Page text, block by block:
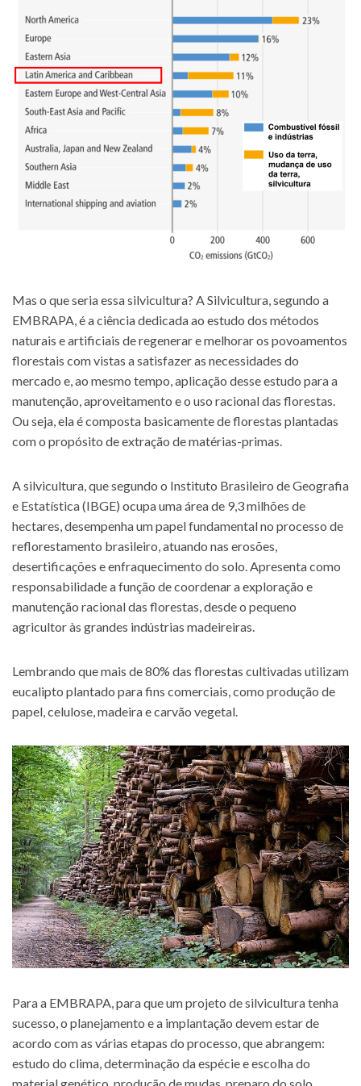
Mas o que seria essa silvicultura? A Silvicultura, segundo a
EMBRAPA, é a ciência dedicada ao estudo dos métodos
naturais e artificiais de regenerar e melhorar os povoamentos
florestais com vistas a satisfazer as necessidades do
mercado e, ao mesmo tempo, aplicação desse estudo para a
manutenção, aproveitamento e o uso racional das florestas.
Ou seja, ela é composta basicamente de florestas plantadas
com o propósito de extração de matérias-primas.
A silvicultura, que segundo o Instituto Brasileiro de Geografia
e Estatística (IBGE) ocupa uma área de 9,3 milhões de
hectares, desempenha um papel fundamental no processo de
reflorestamento brasileiro, atuando nas erosões,
desertificações e enfraquecimento do solo. Apresenta como
responsabilidade a função de coordenar a exploração e
manutenção racional das florestas, desde o pequeno
agricultor às grandes indústrias madeireiras.
Lembrando que mais de 80% das florestas cultivadas utilizam
eucalipto plantado para fins comerciais, como produção de
papel, celulose, madeira e carvão vegetal.
Para a EMBRAPA, para que um projeto de silvicultura tenha
sucesso, o planejamento e a implantação devem estar de
acordo com as várias etapas do processo, que abrangem:
estudo do clima, determinação da espécie e escolha do